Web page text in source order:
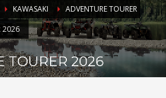
KAWASAKI
ADVENTURE TOURER
2026
TOURER 2026